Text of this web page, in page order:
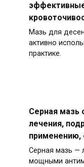
Мазь для
активно
практике.
Серная мазь
лечения,
применению,
Серная мазь —
мощными